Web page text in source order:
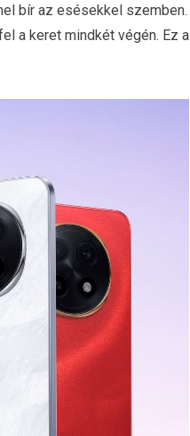
bír az esésekkel szemben.
a keret mindkét végén. Ez a